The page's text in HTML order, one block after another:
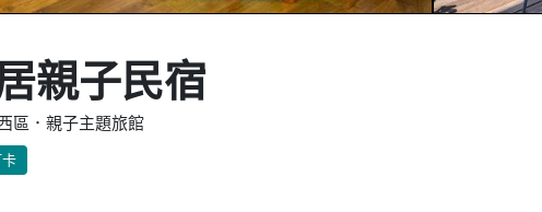
親子民宿
區．親子主題旅館